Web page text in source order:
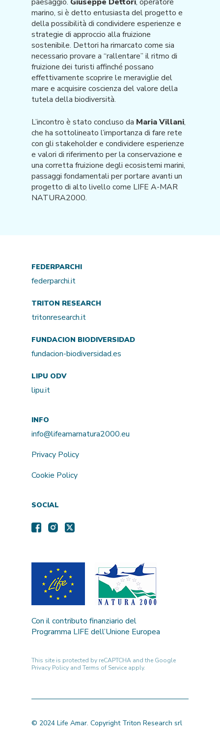
marino, si è detto entusiasta del progetto e
della possibilità di condividere esperienze e
strategie di approccio alla fruizione
sostenibile. Dettori ha rimarcato come sia
necessario provare a “rallentare” il ritmo di
fruizione dei turisti affinché possano
effettivamente scoprire le meraviglie del
mare e acquisire coscienza del valore della
tutela della biodiversità.
L’incontro è stato concluso da Maria Villani,
che ha sottolineato l’importanza di fare rete
con gli stakeholder e condividere esperienze
e valori di riferimento per la conservazione e
una corretta fruizione degli ecosistemi marini,
passaggi fondamentali per portare avanti un
progetto di alto livello come LIFE A-MAR
NATURA2000.
FEDERPARCHI
federparchi.it
TRITON RESEARCH
tritonresearch.it
FUNDACION BIODIVERSIDAD
fundacion-biodiversidad.es
LIPU ODV
lipu.it
INFO
info@lifeamarnatura2000.eu
Privacy Policy
Cookie Policy
SOCIAL
Con il contributo finanziario del
Programma LIFE dell’Unione Europea
This site is protected by reCAPTCHA and the Google
Privacy Policy and Terms of Service apply.
© 2024 Life Amar. Copyright Triton Research srl